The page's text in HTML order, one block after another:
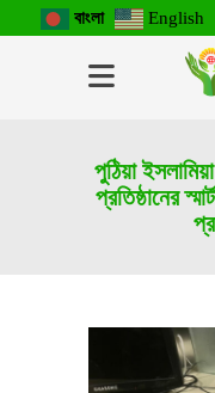
বাংলা English
পুঠিয়া
প্রতিষ্ঠানের